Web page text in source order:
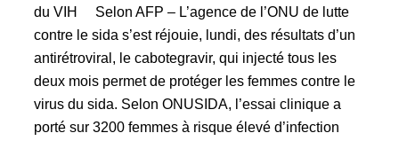
du VIH Selon AFP – L’agence de l’ONU de lutte
contre le sida s’est réjouie, lundi, des résultats d’un
antirétroviral, le cabotegravir, qui injecté tous les
deux mois permet de protéger les femmes contre le
virus du sida. Selon ONUSIDA, l’essai clinique a
porté sur 3200 femmes à risque élevé d’infection